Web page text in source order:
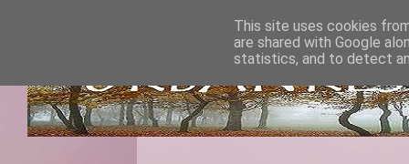
This site uses cookies
are shared with Google
statistics, and to detect